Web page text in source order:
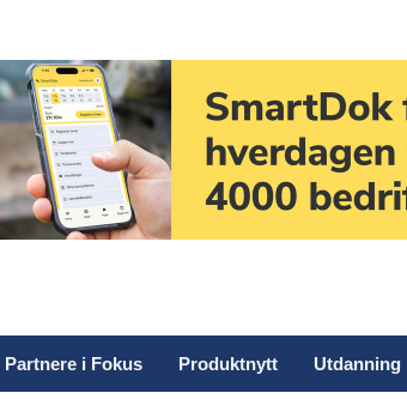
Partnere i Fokus Produktnytt Utdanning